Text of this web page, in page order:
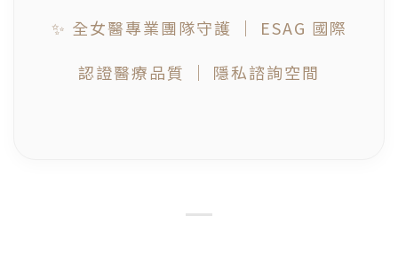
✨ 全女醫專業團隊守護 ｜ ESAG 國際
認證醫療品質 ｜ 隱私諮詢空間